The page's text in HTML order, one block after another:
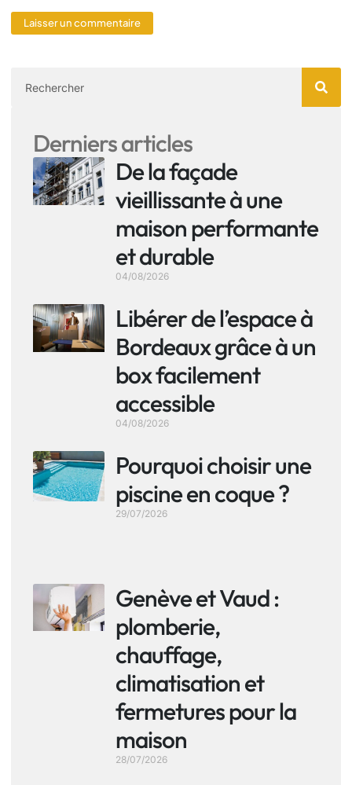
Derniers articles
De la façade
vieillissante à une
maison performante
et durable
04/08/2026
Libérer de l’espace à
Bordeaux grâce à un
box facilement
accessible
04/08/2026
Pourquoi choisir une
piscine en coque ?
29/07/2026
Genève et Vaud :
plomberie,
chauffage,
climatisation et
fermetures pour la
maison
28/07/2026